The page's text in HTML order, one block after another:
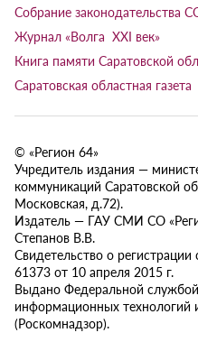
Собрание законодательства
Журнал «Волга XXI век»
Книга памяти Саратовской
Саратовская областная газета
© «Регион 64»
Учредитель издания —
коммуникаций Саратовской
Московская, д.72).
Издатель — ГАУ СМИ СО
Степанов В.В.
Свидетельство о
61373 от 10 апреля 2015 г.
Выдано Федеральной
информационных технологий
(Роскомнадзор).